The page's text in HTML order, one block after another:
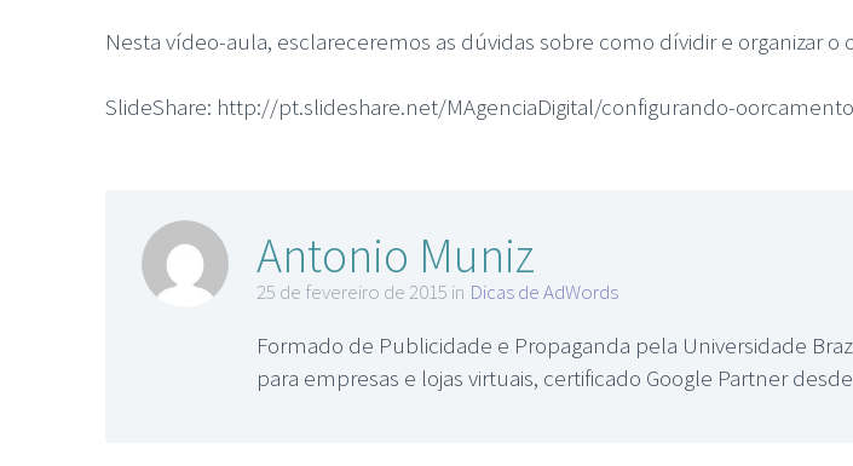
Nesta vídeo-aula, esclareceremos as dúvidas sobre como dívidir e organizar
SlideShare: http://pt.slideshare.net/MAgenciaDigital/configurando-
Antonio Muniz
25 de fevereiro de 2015 in Dicas de AdWords
Formado de Publicidade e Propaganda pela Universidade
para empresas e lojas virtuais, certificado Google Partner